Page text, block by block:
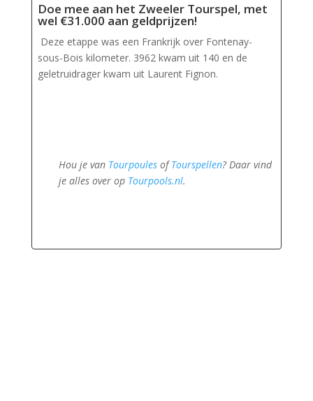
Doe mee aan het Zweeler Tourspel, met
wel €31.000 aan geldprijzen!
Deze etappe was een Frankrijk over Fontenay-
sous-Bois kilometer. 3962 kwam uit 140 en de
geletruidrager kwam uit Laurent Fignon.
Hou je van TourpoulesofTourspellen? Daar vind
je alles over op Tourpools.nl.